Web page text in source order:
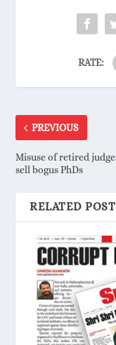
RATE:
PREVIOUS
Misuse of retired
sell bogus PhDs
RELATED